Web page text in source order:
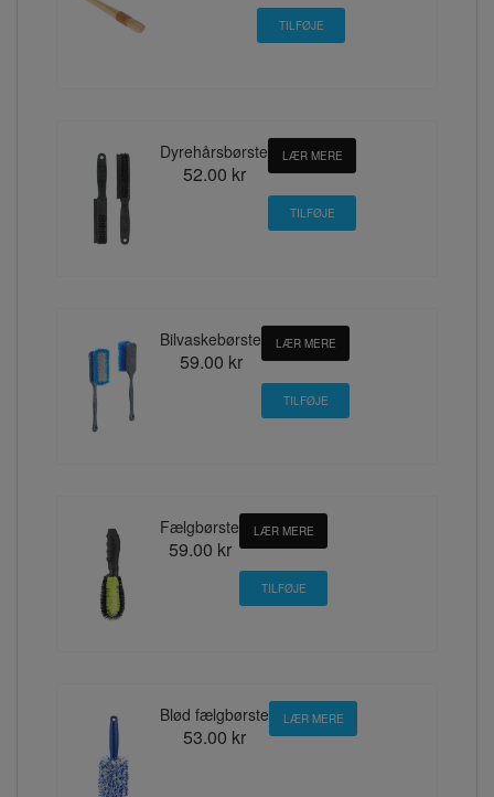
Dyrehårsbørste
52.00 kr
LÆR MERE
Bilvaskebørste
59.00 kr
LÆR MERE
Fælgbørste
59.00 kr
LÆR MERE
Blød fælgbørste
53.00 kr
LÆR MERE